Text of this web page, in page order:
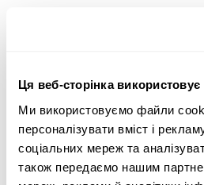
Ця веб-сторінка використовує
Ми використовуємо файли
персоналізувати вміст і
соціальних мереж та
також передаємо нашим